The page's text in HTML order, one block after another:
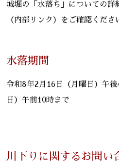
城堀の「水落ち」についての詳
（内部リンク）をご確認くださ
水落期間
令和8年2月16日（月曜日）午
日）午前10時まで
川下りに関するお問い